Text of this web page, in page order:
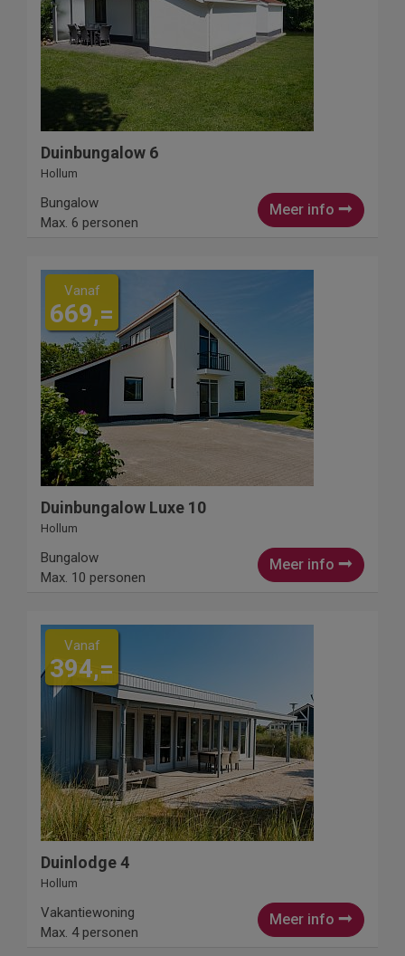
Duinbungalow 6
Hollum
Meer info
Bungalow
Max. 6 personen
Vanaf
669,=
Duinbungalow Luxe 10
Hollum
Meer info
Bungalow
Max. 10 personen
Vanaf
394,=
Duinlodge 4
Hollum
Meer info
Vakantiewoning
Max. 4 personen